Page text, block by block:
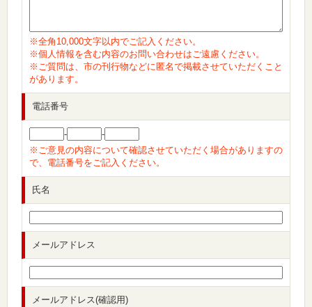
※全角10,000文字以内でご記入ください。
※個人情報を含む内容のお問い合わせはご遠慮ください。
※ご質問は、市の刊行物などに匿名で掲載させていただくこと
があります。
電話番号
-
-
※ご意見の内容について確認させていただく場合がありますの
で、電話番号をご記入ください。
氏名
メールアドレス
メールアドレス(確認用)